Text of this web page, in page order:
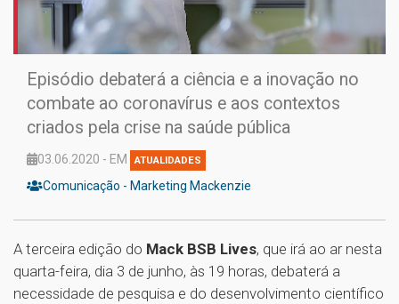
Episódio debaterá a ciência e a inovação no
combate ao coronavírus e aos contextos
criados pela crise na saúde pública
03.06.2020 - EM ATUALIDADES
Comunicação - Marketing Mackenzie
A terceira edição do Mack BSB Lives, que irá ao ar nesta
quarta-feira, dia 3 de junho, às 19 horas, debaterá a
necessidade de pesquisa e do desenvolvimento científico